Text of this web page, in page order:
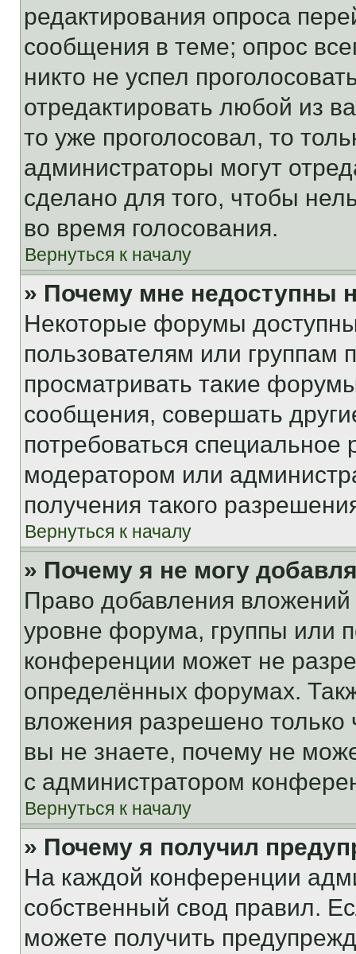
редактирования опроса
сообщения в теме; опрос
никто не успел
отредактировать любой из
то уже проголосовал, то
администраторы могут
сделано для того, чтобы
во время голосования.
Вернуться к началу
» Почему мне недоступны
Некоторые форумы
пользователям или группам
просматривать такие
сообщения, совершать
потребоваться
модератором или
получения такого
Вернуться к началу
» Почему я не могу
Право добавления
уровне форума, группы или
конференции может не
определённых форумах.
вложения разрешено
вы не знаете, почему не
с администратором
Вернуться к началу
» Почему я получил
На каждой конференции
собственный свод правил.
можете получить